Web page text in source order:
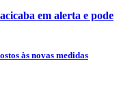
em alerta e pode
às novas medidas